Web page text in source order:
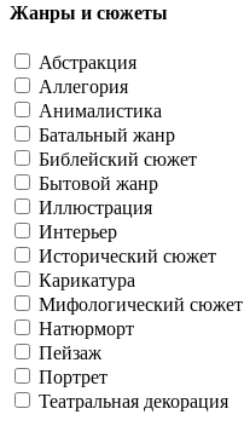
Жанры и сюжеты
Абстракция
Аллегория
Анималистика
Батальный жанр
Библейский сюжет
Бытовой жанр
Иллюстрация
Интерьер
Исторический сюжет
Карикатура
Мифологический сюжет
Натюрморт
Пейзаж
Портрет
Театральная декорация